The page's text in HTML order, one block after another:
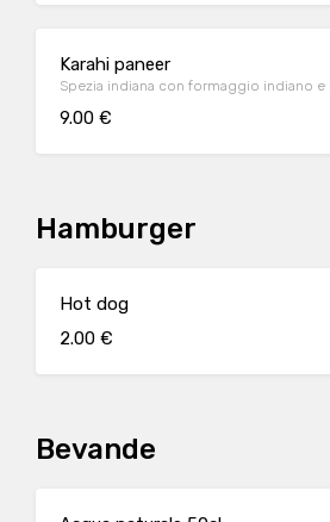
Karahi paneer
Spezia indiana con formaggio indiano
9.00 €
Hamburger
Hot dog
2.00 €
Bevande